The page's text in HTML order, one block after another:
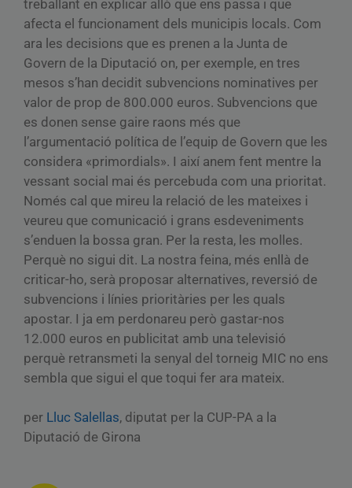
treballant en explicar allò que ens passa i que
afecta el funcionament dels municipis locals. Com
ara les decisions que es prenen a la Junta de
Govern de la Diputació on, per exemple, en tres
mesos s’han decidit subvencions nominatives per
valor de prop de 800.000 euros. Subvencions que
es donen sense gaire raons més que
l’argumentació política de l’equip de Govern que les
considera «primordials». I així anem fent mentre la
vessant social mai és percebuda com una prioritat.
Només cal que mireu la relació de les mateixes i
veureu que comunicació i grans esdeveniments
s’enduen la bossa gran. Per la resta, les molles.
Perquè no sigui dit. La nostra feina, més enllà de
criticar-ho, serà proposar alternatives, reversió de
subvencions i línies prioritàries per les quals
apostar. I ja em perdonareu però gastar-nos
12.000 euros en publicitat amb una televisió
perquè retransmeti la senyal del torneig MIC no ens
sembla que sigui el que toqui fer ara mateix.
per Lluc Salellas, diputat per la CUP-PA a la
Diputació de Girona